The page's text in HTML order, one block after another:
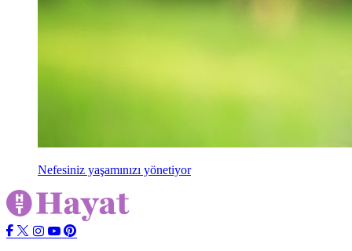
Nefesiniz yaşamınızı yönetiyor